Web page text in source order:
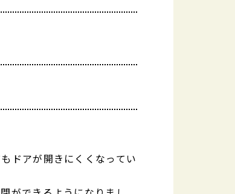
ドアが開きにくくなってい